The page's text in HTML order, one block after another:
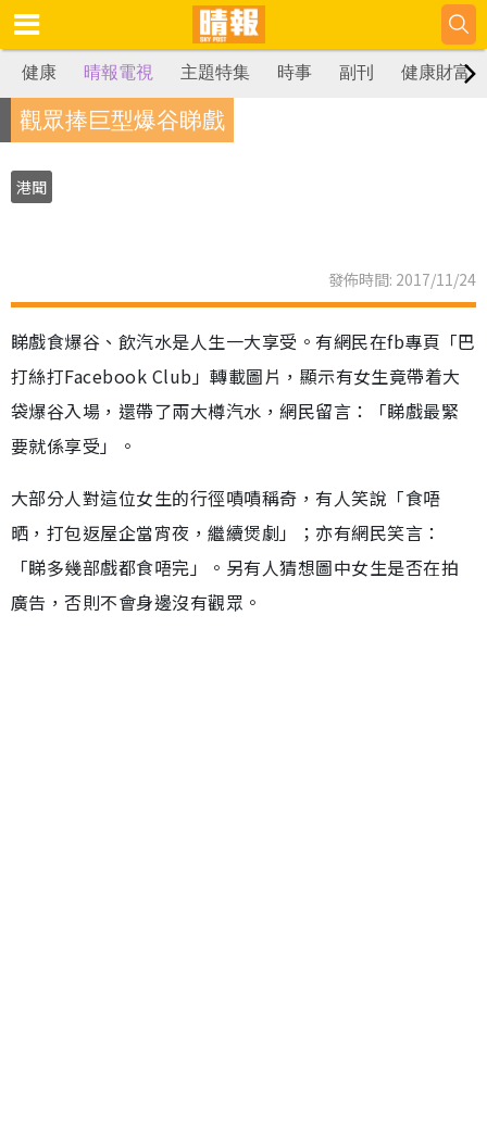
健康 晴報電視 主題特集 時事 副刊 健康財富
觀眾捧巨型爆谷睇戲
港聞
發佈時間: 2017/11/24
睇戲食爆谷、飲汽水是人生一大享受。有網民在fb專頁「巴
打絲打Facebook Club」轉載圖片，顯示有女生竟帶着大
袋爆谷入場，還帶了兩大樽汽水，網民留言：「睇戲最緊
要就係享受」。
大部分人對這位女生的行徑嘖嘖稱奇，有人笑說「食唔
晒，打包返屋企當宵夜，繼續煲劇」；亦有網民笑言：
「睇多幾部戲都食唔完」。另有人猜想圖中女生是否在拍
廣告，否則不會身邊沒有觀眾。